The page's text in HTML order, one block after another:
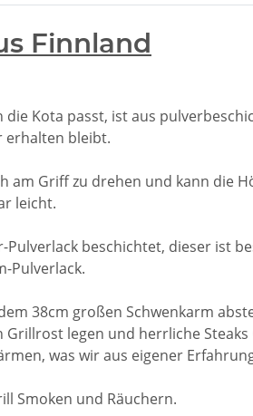
Finnland
Kota passt, ist aus
erhalten bleibt.
Griff zu drehen und kann die
leicht.
beschichtet, dieser ist
Pulverlack.
38cm großen Schwenkarm
legen und herrliche Steaks
was wir aus eigener
Smoken und Räuchern.